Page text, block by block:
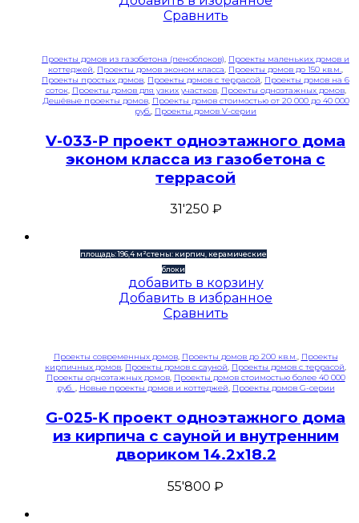
Сравнить
Проекты домов из газобетона (пеноблоков), Проекты маленьких домов и
коттеджей, Проекты домов эконом класса, Проекты домов до 150 кв.м.,
Проекты простых домов, Проекты домов с террасой, Проекты домов на 6
соток, Проекты домов для узких участков, Проекты одноэтажных домов,
Дешёвые проекты домов, Проекты домов стоимостью от 20 000 до 40 000
руб., Проекты домов V-серии
V-033-P проект одноэтажного дома
эконом класса из газобетона с
террасой
31'250 ₽
площадь: 196,4 м²стены: кирпич, керамические
блоки
добавить в корзину
Добавить в избранное
Сравнить
Проекты современных домов, Проекты домов до 200 кв.м., Проекты
кирпичных домов, Проекты домов с сауной, Проекты домов с террасой,
Проекты одноэтажных домов, Проекты домов стоимостью более 40 000
руб. , Новые проекты домов и коттеджей, Проекты домов G-серии
G-025-K проект одноэтажного дома
из кирпича с сауной и внутренним
двориком 14.2х18.2
55'800 ₽